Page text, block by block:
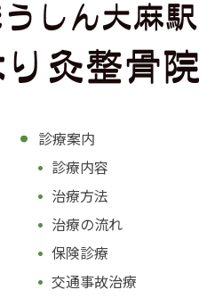
診療案内
診療内容
治療方法
治療の流れ
保険診療
交通事故治療